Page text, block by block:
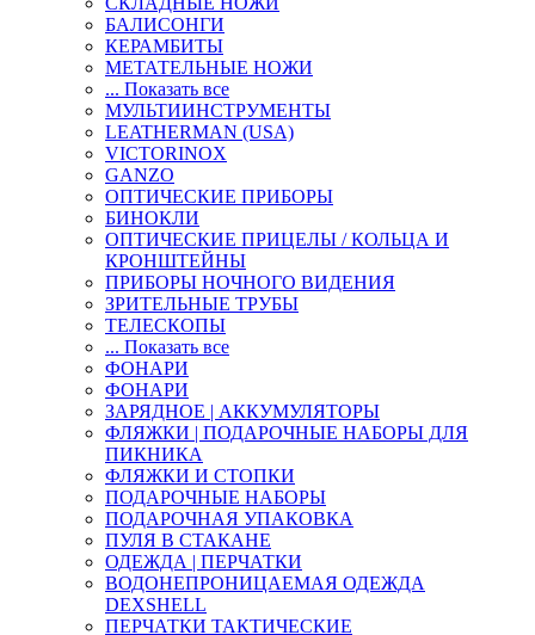
БАЛИСОНГИ
КЕРАМБИТЫ
МЕТАТЕЛЬНЫЕ НОЖИ
... Показать все
МУЛЬТИИНСТРУМЕНТЫ
LEATHERMAN (USA)
VICTORINOX
GANZO
ОПТИЧЕСКИЕ ПРИБОРЫ
БИНОКЛИ
ОПТИЧЕСКИЕ ПРИЦЕЛЫ / КОЛЬЦА И
КРОНШТЕЙНЫ
ПРИБОРЫ НОЧНОГО ВИДЕНИЯ
ЗРИТЕЛЬНЫЕ ТРУБЫ
ТЕЛЕСКОПЫ
... Показать все
ФОНАРИ
ФОНАРИ
ЗАРЯДНОЕ | АККУМУЛЯТОРЫ
ФЛЯЖКИ | ПОДАРОЧНЫЕ НАБОРЫ ДЛЯ
ПИКНИКА
ФЛЯЖКИ И СТОПКИ
ПОДАРОЧНЫЕ НАБОРЫ
ПОДАРОЧНАЯ УПАКОВКА
ПУЛЯ В СТАКАНЕ
ОДЕЖДА | ПЕРЧАТКИ
ВОДОНЕПРОНИЦАЕМАЯ ОДЕЖДА
DEXSHELL
ПЕРЧАТКИ ТАКТИЧЕСКИЕ